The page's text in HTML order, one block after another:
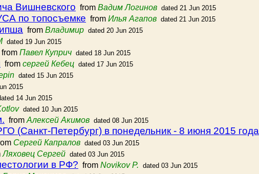
Вишневского from Вадим Логинов dated 21 Jun 2015
по топосъемке from Илья Агапов dated 21 Jun 2015
from Владимир dated 20 Jun 2015
dated 19 Jun 2015
from Павел Куприч dated 18 Jun 2015
from сергей Кебец dated 17 Jun 2015
dated 15 Jun 2015
2015
14 Jun 2015
dated 10 Jun 2015
from Алексей Акимов dated 08 Jun 2015
(Санкт-Петербург) в понедельник - 8 июня 2015 года
Сергей Капралов dated 03 Jun 2015
Ляховец Сергей dated 03 Jun 2015
в РФ? from Novikov P. dated 03 Jun 2015